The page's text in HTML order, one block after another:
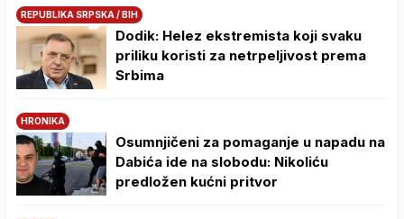
REPUBLIKA SRPSKA / BIH
Dodik: Helez ekstremista koji svaku
priliku koristi za netrpeljivost prema
Srbima
HRONIKA
Osumnjičeni za pomaganje u napadu na
Dabića ide na slobodu: Nikoliću
predložen kućni pritvor